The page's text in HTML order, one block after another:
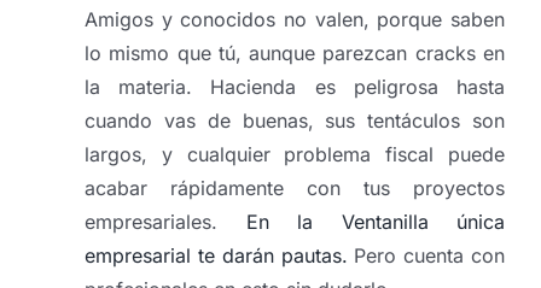
Amigos y conocidos no valen, porque saben
lo mismo que tú, aunque parezcan cracks en
la materia. Hacienda es peligrosa hasta
cuando vas de buenas, sus tentáculos son
largos, y cualquier problema fiscal puede
acabar rápidamente con tus proyectos
empresariales. En la Ventanilla única
empresarial te darán pautas. Pero cuenta con